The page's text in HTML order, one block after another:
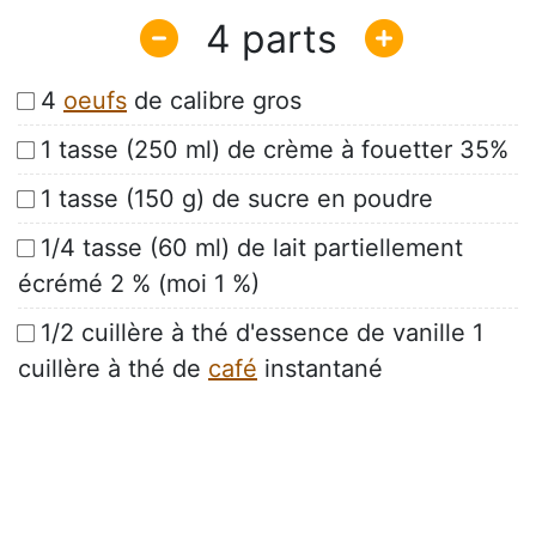
4
4 oeufs de calibre gros
1 tasse (250 ml) de crème à fouetter 35%
1 tasse (150 g) de sucre en poudre
1/4 tasse (60 ml) de lait partiellement
écrémé 2 % (moi 1 %)
1/2 cuillère à thé d'essence de vanille 1
cuillère à thé de café instantané